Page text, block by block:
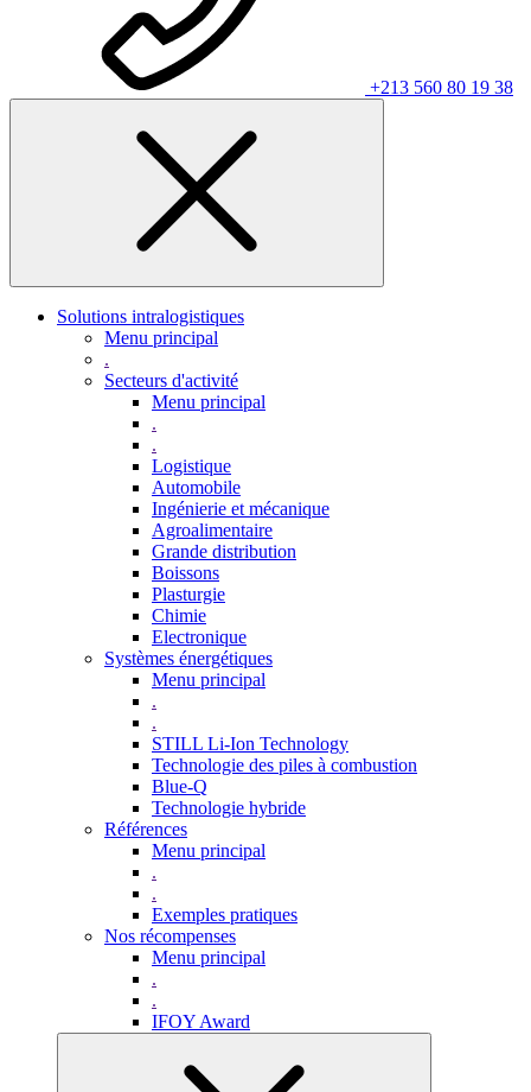
+213 560 80 19 38
Solutions intralogistiques
Menu principal
.
Secteurs d'activité
Menu principal
.
.
Logistique
Automobile
Ingénierie et mécanique
Agroalimentaire
Grande distribution
Boissons
Plasturgie
Chimie
Electronique
Systèmes énergétiques
Menu principal
.
.
STILL Li-Ion Technology
Technologie des piles à combustion
Blue-Q
Technologie hybride
Références
Menu principal
.
.
Exemples pratiques
Nos récompenses
Menu principal
.
.
IFOY Award